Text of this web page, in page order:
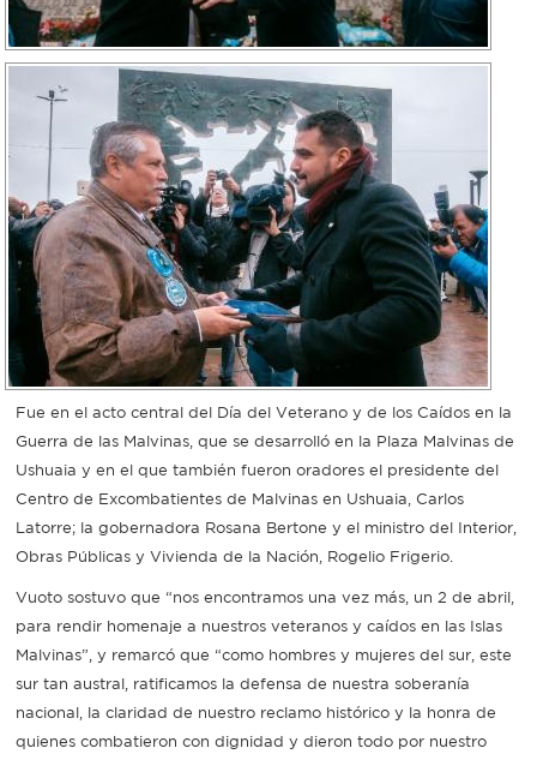
Fue en el acto central del Día del Veterano y de los Caídos en la
Guerra de las Malvinas, que se desarrolló en la Plaza Malvinas de
Ushuaia y en el que también fueron oradores el presidente del
Centro de Excombatientes de Malvinas en Ushuaia, Carlos
Latorre; la gobernadora Rosana Bertone y el ministro del Interior,
Obras Públicas y Vivienda de la Nación, Rogelio Frigerio.
Vuoto sostuvo que “nos encontramos una vez más, un 2 de abril,
para rendir homenaje a nuestros veteranos y caídos en las Islas
Malvinas”, y remarcó que “como hombres y mujeres del sur, este
sur tan austral, ratificamos la defensa de nuestra soberanía
nacional, la claridad de nuestro reclamo histórico y la honra de
quienes combatieron con dignidad y dieron todo por nuestro